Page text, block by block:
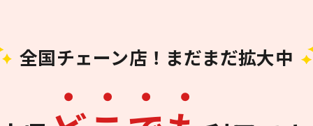
全国チェーン店！まだまだ拡大中